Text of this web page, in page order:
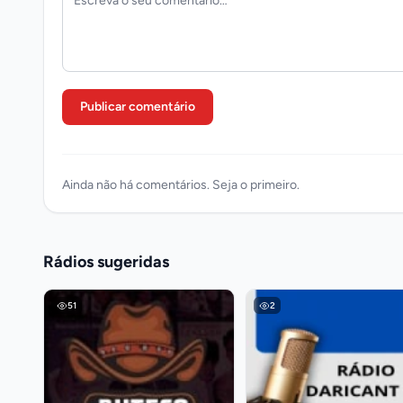
Publicar comentário
Ainda não há comentários. Seja o primeiro.
Rádios sugeridas
51 2